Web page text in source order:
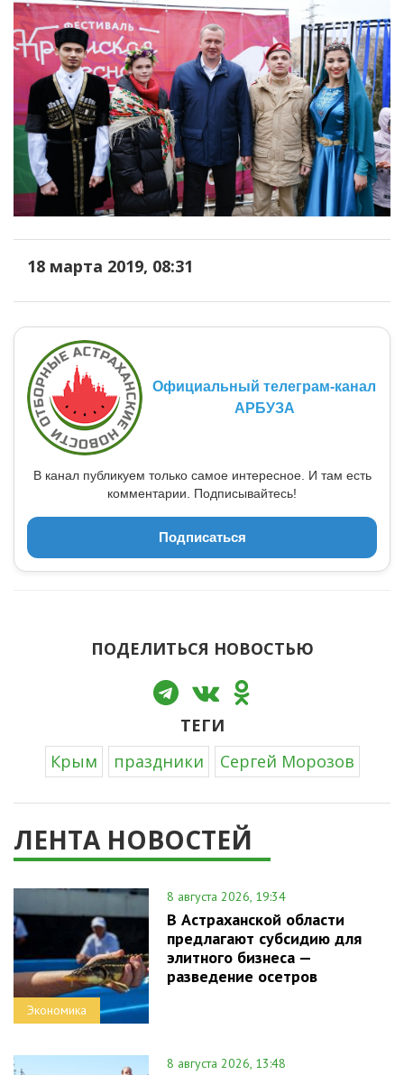
18 марта 2019, 08:31
Официальный телеграм-канал
АРБУЗА
В канал публикуем только самое интересное. И там есть
комментарии. Подписывайтесь!
Подписаться
ПОДЕЛИТЬСЯ НОВОСТЬЮ
ТЕГИ
Крым
праздники Сергей Морозов
ЛЕНТА НОВОСТЕЙ
Экономика
8 августа 2026, 19:34
В Астраханской области
предлагают субсидию для
элитного бизнеса —
разведение осетров
8 августа 2026, 13:48